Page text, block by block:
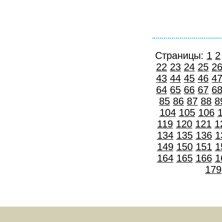
Страницы: 1 2
22 23 24 25 26
43 44 45 46 47
64 65 66 67 68
85 86 87 88
104 105 106
119 120 121
134 135 136
149 150 151
164 165 166
179